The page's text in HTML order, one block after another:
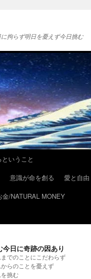
に拘らず明日を憂えず今日挑む
いうこと
意識が命を創る
愛と自由
金/NATURAL MONEY
今日に奇跡の因あり
までのことにこだわらず
からのことを憂えず
を挑む